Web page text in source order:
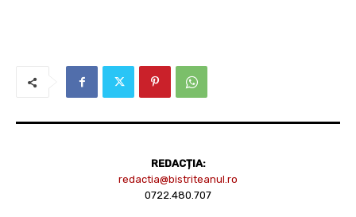
REDACȚIA:
redactia@bistriteanul.ro
0722.480.707